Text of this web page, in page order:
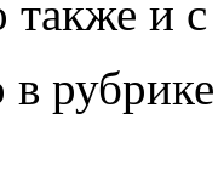
также и
в